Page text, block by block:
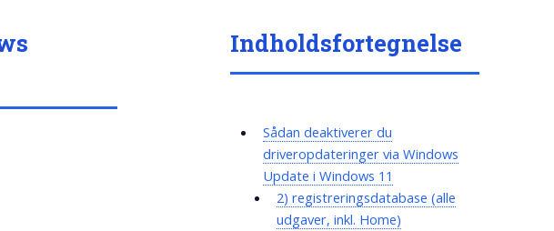
Indholdsfortegnelse
Sådan deaktiverer du
driveropdateringer via Windows
Update i Windows 11
2) registreringsdatabase (alle
udgaver, inkl. Home)